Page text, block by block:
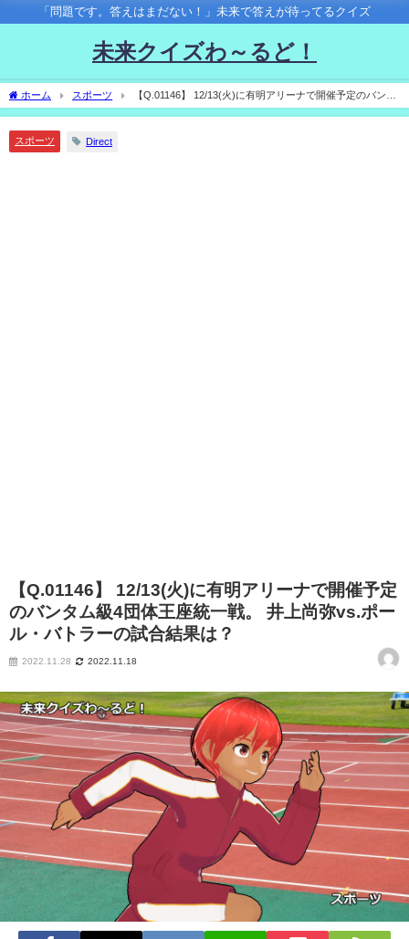
「問題です。答えはまだない！」未来で答えが待ってるクイズ
未来クイズわ～るど！
ホーム スポーツ
【Q.01146】 12/13(火)に有明アリーナで開催予定のバンタ
ム級4団体王座統一戦。 井上尚弥vs.ポール・バトラーの試合結果は？
スポーツ Direct
【Q.01146】 12/13(火)に有明アリーナで開催予定
のバンタム級4団体王座統一戦。 井上尚弥vs.ポー
ル・バトラーの試合結果は？
2022.11.28 2022.11.18